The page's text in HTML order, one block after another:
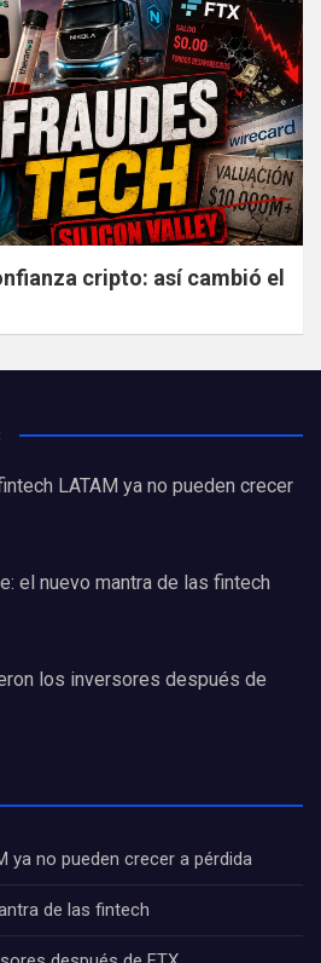
cripto: así cambió el
LATAM ya no pueden crecer
el nuevo mantra de las fintech
los inversores después de
ya no pueden crecer a pérdida
de las fintech